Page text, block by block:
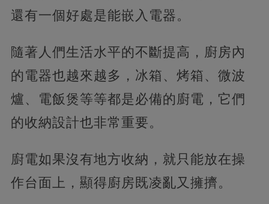
還有一個好處是能嵌入電器。
隨著人們生活水平的不斷提高，廚房內
的電器也越來越多，冰箱、烤箱、微波
爐、電飯煲等等都是必備的廚電，它們
的收納設計也非常重要。
廚電如果沒有地方收納，就只能放在操
作台面上，顯得廚房既凌亂又擁擠。